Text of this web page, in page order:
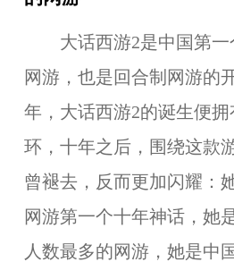
大话西游2是中国第一
网游，也是回合制网游的
年，大话西游2的诞生便
环，十年之后，围绕这款
曾褪去，反而更加闪耀：
网游第一个十年神话，她
人数最多的网游，她是中